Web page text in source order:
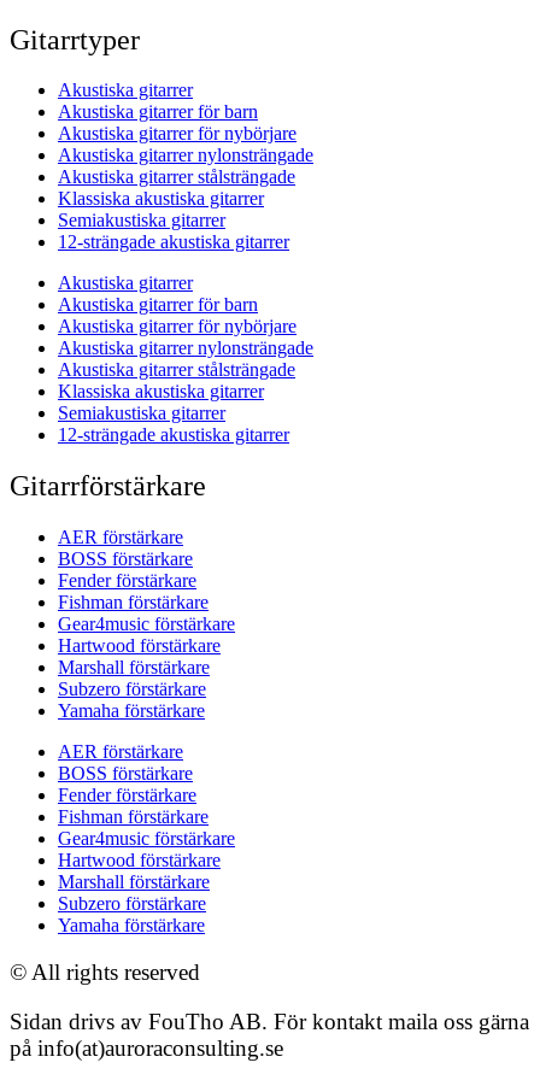
Gitarrtyper
Akustiska gitarrer
Akustiska gitarrer för barn
Akustiska gitarrer för nybörjare
Akustiska gitarrer nylonsträngade
Akustiska gitarrer stålsträngade
Klassiska akustiska gitarrer
Semiakustiska gitarrer
12-strängade akustiska gitarrer
Akustiska gitarrer
Akustiska gitarrer för barn
Akustiska gitarrer för nybörjare
Akustiska gitarrer nylonsträngade
Akustiska gitarrer stålsträngade
Klassiska akustiska gitarrer
Semiakustiska gitarrer
12-strängade akustiska gitarrer
Gitarrförstärkare
AER förstärkare
BOSS förstärkare
Fender förstärkare
Fishman förstärkare
Gear4music förstärkare
Hartwood förstärkare
Marshall förstärkare
Subzero förstärkare
Yamaha förstärkare
AER förstärkare
BOSS förstärkare
Fender förstärkare
Fishman förstärkare
Gear4music förstärkare
Hartwood förstärkare
Marshall förstärkare
Subzero förstärkare
Yamaha förstärkare
© All rights reserved
Sidan drivs av FouTho AB. För kontakt maila oss gärna
på info(at)auroraconsulting.se